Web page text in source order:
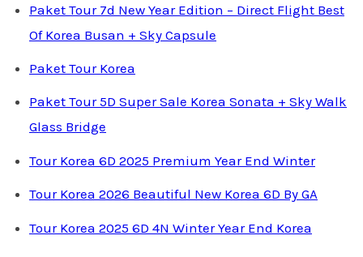
Paket Tour 7d New Year Edition – Direct Flight Best
Of Korea Busan + Sky Capsule
Paket Tour Korea
Paket Tour 5D Super Sale Korea Sonata + Sky Walk
Glass Bridge
Tour Korea 6D 2025 Premium Year End Winter
Tour Korea 2026 Beautiful New Korea 6D By GA
Tour Korea 2025 6D 4N Winter Year End Korea